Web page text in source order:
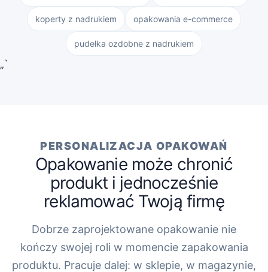
koperty z nadrukiem opakowania e-commerce
pudełka ozdobne z nadrukiem
„`
PERSONALIZACJA OPAKOWAŃ
Opakowanie może chronić
produkt i jednocześnie
reklamować Twoją firmę
Dobrze zaprojektowane opakowanie nie
kończy swojej roli w momencie zapakowania
produktu. Pracuje dalej: w sklepie, w magazynie,